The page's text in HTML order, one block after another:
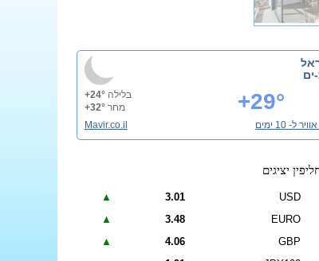
ים
+29° בלילה+24°
מחר+32°
ל- 10 ימים
Mavir.co.il
יציגים
USD
3.01
▲
EURO
3.48
▲
GBP
4.06
▲